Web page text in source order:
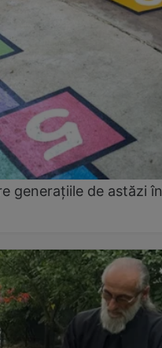
generațiile de astăzi